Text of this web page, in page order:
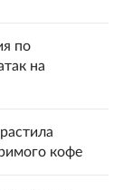
по
на
кофе